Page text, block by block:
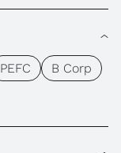
PEFC
B Corp